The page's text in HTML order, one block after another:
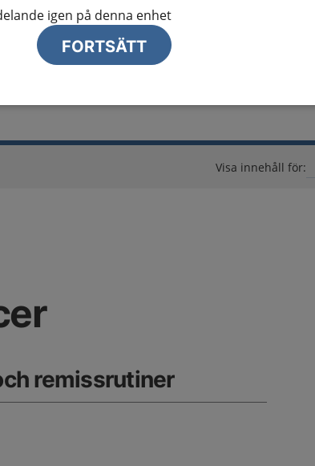
igen på denna enhet
FORTSÄTT
Visa innehåll för:
remissrutiner